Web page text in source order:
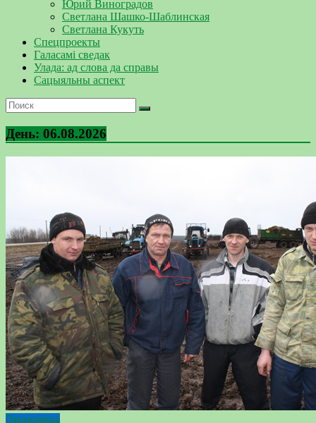
Юрий Виноградов
Светлана Шашко-Шаблинская
Светлана Кукуть
Спецпроекты
Галасамі сведак
Улада: ад слова да справы
Сацыяльны аспект
День: 06.08.2026
Экономика